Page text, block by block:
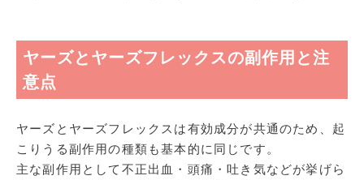
ヤーズとヤーズフレックスの副作用と注
意点
ヤーズとヤーズフレックスは有効成分が共通のため、起
こりうる副作用の種類も基本的に同じです。
主な副作用として不正出血・頭痛・吐き気などが挙げら